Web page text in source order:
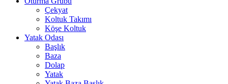
Çekyat
Koltuk Takımı
Köşe Koltuk
Yatak Odası
Başlık
Baza
Dolap
Yatak